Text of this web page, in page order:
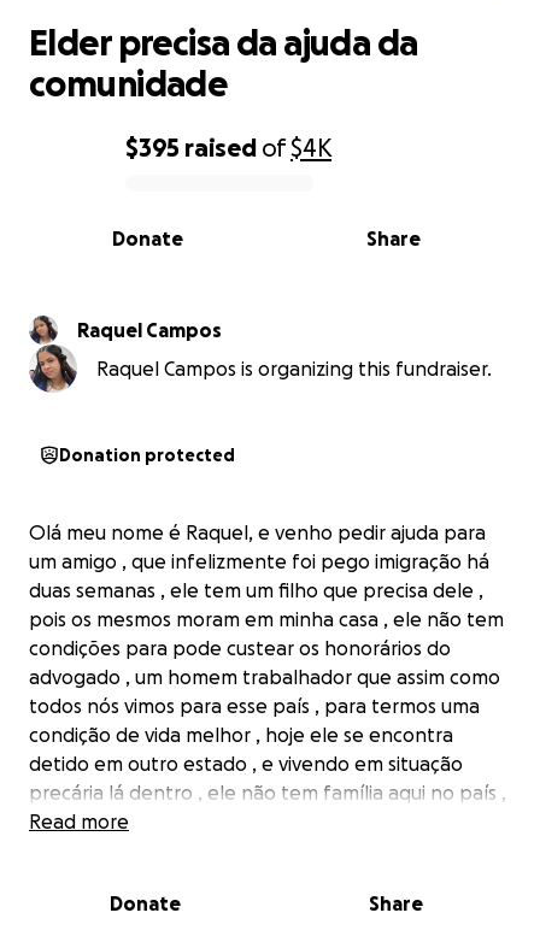
0% complete
$395 raised of$4K
Share
Donate
Elder precisa da ajuda da
comunidade
Raquel Campos
Raquel Campos is organizing this fundraiser.
Donation protected
Olá meu nome é Raquel, e venho pedir ajuda para
um amigo , que infelizmente foi pego imigração há
duas semanas , ele tem um filho que precisa dele ,
pois os mesmos moram em minha casa , ele não tem
condições para pode custear os honorários do
advogado , um homem trabalhador que assim como
todos nós vimos para esse país , para termos uma
condição de vida melhor , hoje ele se encontra
detido em outro estado , e vivendo em situação
precária lá dentro , ele não tem família aqui no país ,
somente o filho , gostaria de pedir a colaboração de
muita diferença na vida dele , que Deus abençoe
Read more
Donate Share